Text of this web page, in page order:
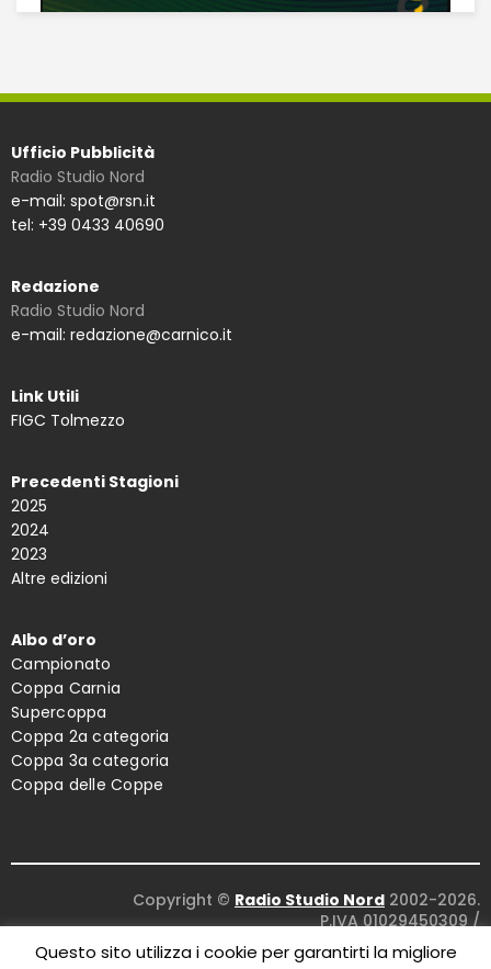
Ufficio Pubblicità
Radio Studio Nord
e-mail: spot@rsn.it
tel: +39 0433 40690
Redazione
Radio Studio Nord
e-mail: redazione@carnico.it
Link Utili
FIGC Tolmezzo
Precedenti Stagioni
2025
2024
2023
Altre edizioni
Albo d’oro
Campionato
Coppa Carnia
Supercoppa
Coppa 2a categoria
Coppa 3a categoria
Coppa delle Coppe
Copyright © Radio Studio Nord 2002-2026.
P.IVA 01029450309/
Concept and design:Five Studio
Maintenance:Clyco SRL. All Rights Reserved.
Questo sito utilizza i cookie per garantirti la migliore